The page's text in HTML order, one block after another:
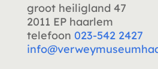
groot heiligland 47
2011 EP haarlem
telefoon 023-542 2427